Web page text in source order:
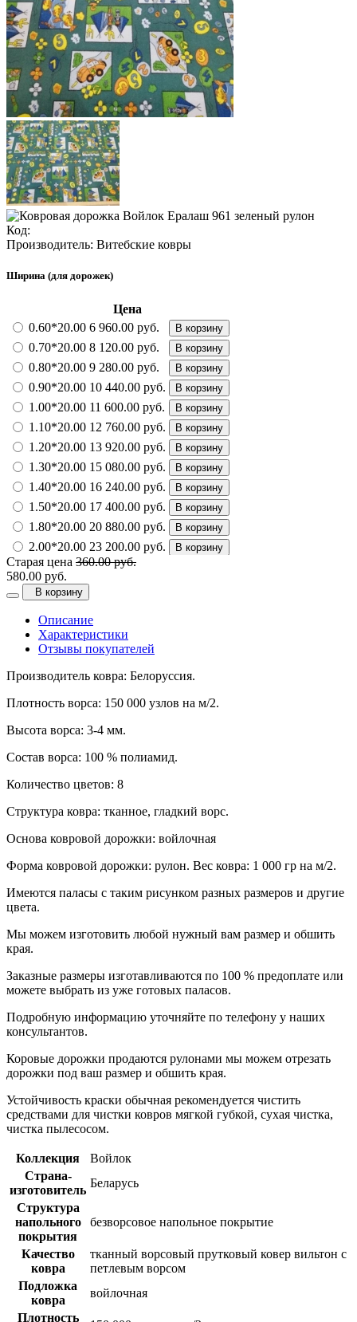
Код:
Производитель: Витебские ковры
Ширина (для дорожек)
Цена
0.60*20.00 6 960.00 руб. В корзину
0.70*20.00 8 120.00 руб. В корзину
0.80*20.00 9 280.00 руб. В корзину
0.90*20.00 10 440.00 руб. В корзину
1.00*20.00 11 600.00 руб. В корзину
1.10*20.00 12 760.00 руб. В корзину
1.20*20.00 13 920.00 руб. В корзину
1.30*20.00 15 080.00 руб. В корзину
1.40*20.00 16 240.00 руб. В корзину
1.50*20.00 17 400.00 руб. В корзину
1.80*20.00 20 880.00 руб. В корзину
2.00*20.00 23 200.00 руб. В корзину
2.50*20.00 29 000.00 руб.
3.00*20.00
4.00*20.00 46 400.00 руб.
5.00*20.00 58 000.00 руб.
Старая цена 360.00 руб.
580.00 руб.
В корзину
Описание
Характеристики
Отзывы покупателей
Производитель ковра: Белоруссия.
Плотность ворса: 150 000 узлов на м/2.
Высота ворса: 3-4 мм.
Состав ворса: 100 % полиамид.
Количество цветов: 8
Структура ковра: тканное, гладкий ворс.
Основа ковровой дорожки: войлочная
Форма ковровой дорожки: рулон. Вес ковра: 1 000 гр на м/2.
Имеются паласы с таким рисунком разных размеров и другие
цвета.
Мы можем изготовить любой нужный вам размер и обшить
края.
Заказные размеры изготавливаются по 100 % предоплате или
можете выбрать из уже готовых паласов.
Подробную информацию уточняйте по телефону у наших
консультантов.
Коровые дорожки продаются рулонами мы можем отрезать
дорожки под ваш размер и обшить края.
Устойчивость краски обычная рекомендуется чистить
средствами для чистки ковров мягкой губкой, сухая чистка,
чистка пылесосом.
Коллекция
Войлок
Страна-
изготовитель
Беларусь
Структура
напольного
покрытия
безворсовое напольное покрытие
Качество
ковра
тканный ворсовый прутковый ковер вильтон с
петлевым ворсом
Подложка
ковра
войлочная
Плотность